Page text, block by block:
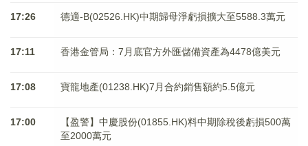
17:26 德適-B(02526.HK)中期歸母淨虧損擴大至5588.3萬元
17:11 香港金管局：7月底官方外匯儲備資產為4478億美元
17:08 寶龍地產(01238.HK)7月合約銷售額約5.5億元
17:00
【盈警】中慶股份(01855.HK)料中期除稅後虧損500萬
至2000萬元